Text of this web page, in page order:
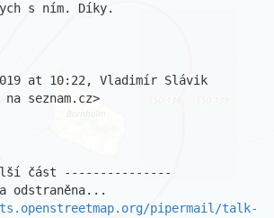
s ním. Díky.
at 10:22, Vladimír Slávik
seznam.cz>
část ---------------
odstraněna...
pipermail/talk-